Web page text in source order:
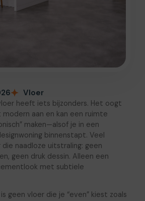
Vloer
heeft iets bijzonders. Het oogt
aan en kan een ruimte
maken—alsof je in een
binnenstapt. Veel
naadloze uitstraling: geen
geen druk dessin. Alleen een
met subtiele
geen vloer die je “even” kiest zoals